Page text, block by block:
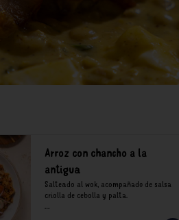
Arroz con chancho a la
antigua
Salteado al wok, acompañado de salsa
criolla de cebolla y palta.
*Nuestros precios están expresados en